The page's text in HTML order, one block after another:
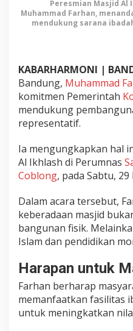
l
a
S
i
m
b
P
e
a
a
b
a
n
a
K
e
h
Peresmian Masjid Al
Muhammad Farhan,
mendukung sarana
KABARHARMONI |
Bandung, Muhammad
komitmen Pemerintah
mendukung
representatif.
Ia mengungkapkan hal
Al Ikhlash di Perumnas
Coblong, pada Sabtu,
Dalam acara tersebut,
keberadaan masjid
bangunan fisik.
Islam dan pendidikan
Harapan untuk
Farhan berharap
memanfaatkan fasilitas
untuk meningkatkan